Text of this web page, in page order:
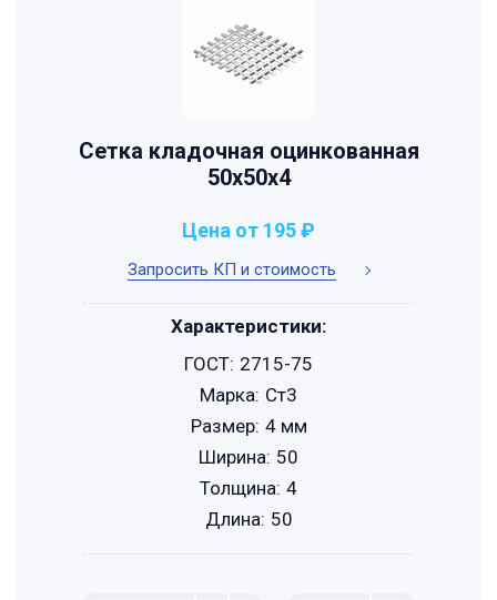
Сетка кладочная оцинкованная
50х50х4
Запросить КП и стоимость
Цена от 195 ₽
Характеристики:
ГОСТ: 2715-75
Марка: Ст3
Размер: 4 мм
Ширина: 50
Толщина: 4
Длина: 50